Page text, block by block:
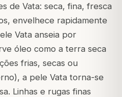
de Vata: seca, fina, fresca
envelhece rapidamente
Vata anseia por
óleo como a terra seca
frias, secas ou
a pele Vata torna-se
Linhas e rugas finas